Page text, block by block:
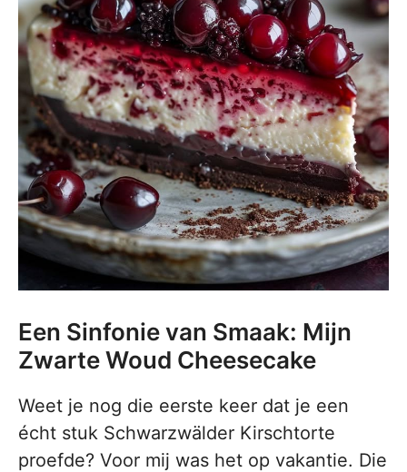
Een Sinfonie van Smaak: Mijn
Zwarte Woud Cheesecake
Weet je nog die eerste keer dat je een
écht stuk Schwarzwälder Kirschtorte
proefde? Voor mij was het op vakantie. Die